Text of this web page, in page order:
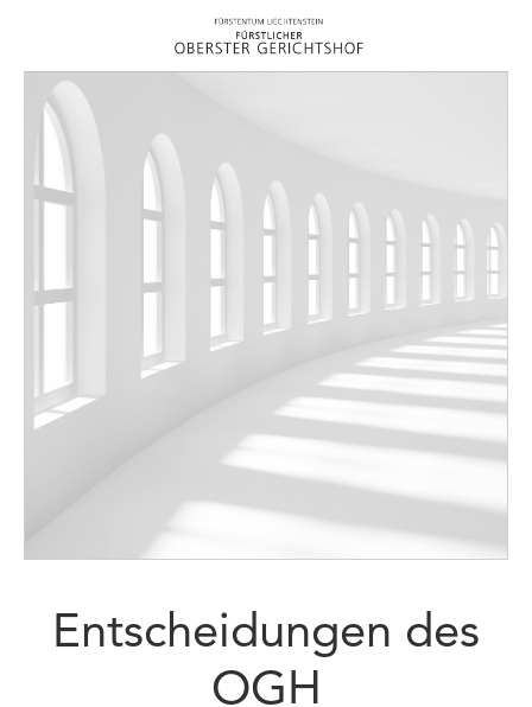
Entscheidungen des
OGH